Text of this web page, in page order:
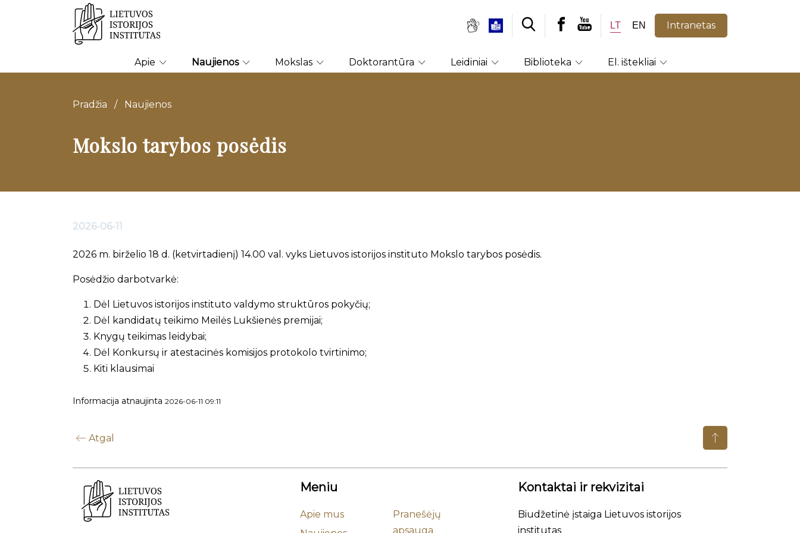
LT EN Intranetas
Apie Naujienos Mokslas Doktorantūra Leidiniai Biblioteka El. ištekliai
Pradžia / Naujienos
Mokslo tarybos posėdis
2026-06-11
2026 m. birželio 18 d. (ketvirtadienį) 14.00 val. vyks Lietuvos istorijos instituto Mokslo tarybos posėdis.
Posėdžio darbotvarkė:
Dėl Lietuvos istorijos instituto valdymo struktūros pokyčių;
Dėl kandidatų teikimo Meilės Lukšienės premijai;
Knygų teikimas leidybai;
Dėl Konkursų ir atestacinės komisijos protokolo tvirtinimo;
Kiti klausimai
Informacija atnaujinta 2026-06-11 09:11
Atgal
Meniu
Apie mus
Pranešėjų
apsauga
Kontaktai ir rekvizitai
Biudžetinė įstaiga Lietuvos istorijos
institutas